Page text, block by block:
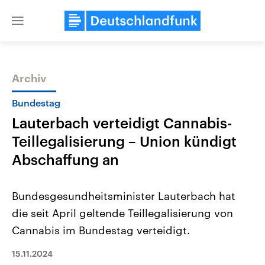
Close
Themen
2026
Alle Informationen
Sachsen-Anhalt wählt am 6.
Landtag. Seit 2021 wird das
Aktuelle Beiträge,
Hintergründe
Wirtschaftlich und
Archiv
Bundestag
Lauterbach verteidigt Cannabis-
Teillegalisierung – Union kündigt
Abschaffung an
Bundesgesundheitsminister Lauterbach hat
die seit April geltende Teillegalisierung von
Cannabis im Bundestag verteidigt.
15.11.2024